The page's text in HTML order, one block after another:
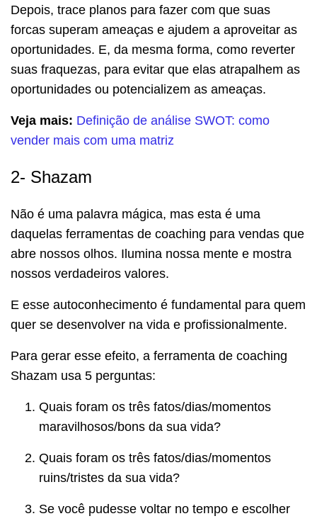
Depois, trace planos para fazer com que suas
forcas superam ameaças e ajudem a aproveitar as
oportunidades. E, da mesma forma, como reverter
suas fraquezas, para evitar que elas atrapalhem as
oportunidades ou potencializem as ameaças.
Veja mais: Definição de análise SWOT: como
vender mais com uma matriz
2- Shazam
Não é uma palavra mágica, mas esta é uma
daquelas ferramentas de coaching para vendas que
abre nossos olhos. Ilumina nossa mente e mostra
nossos verdadeiros valores.
E esse autoconhecimento é fundamental para quem
quer se desenvolver na vida e profissionalmente.
Para gerar esse efeito, a ferramenta de coaching
Shazam usa 5 perguntas:
Quais foram os três fatos/dias/momentos
maravilhosos/bons da sua vida?
Quais foram os três fatos/dias/momentos
ruins/tristes da sua vida?
Se você pudesse voltar no tempo e escolher